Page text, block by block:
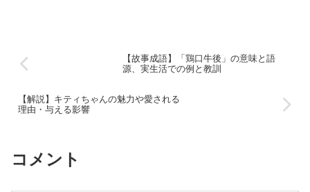
【故事成語】「鶏口牛後」の意味と語
源、実生活での例と教訓
【解説】キティちゃんの魅力や愛される
理由・与える影響
コメント